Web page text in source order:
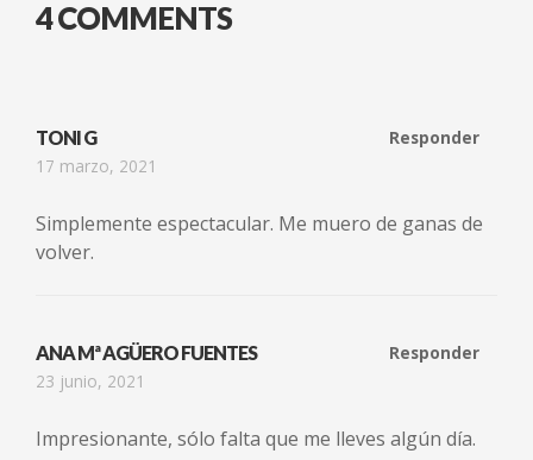
4 COMMENTS
TONI G
17 marzo, 2021
Responder
Simplemente espectacular. Me muero de ganas de
volver.
ANA Mª AGÜERO FUENTES
23 junio, 2021
Responder
Impresionante, sólo falta que me lleves algún día.